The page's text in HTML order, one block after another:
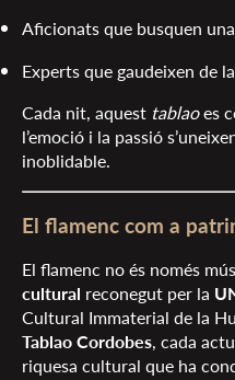
Aficionats que busquen
Experts que gaudeixen de
Cada nit, aquest tablaoes
l’emoció i la passió
inoblidable.
El flamenc com a
El flamenc no és només
cultural reconegut per la
Cultural Immaterial de la
Tablao Cordobes, cada
riquesa cultural que ha